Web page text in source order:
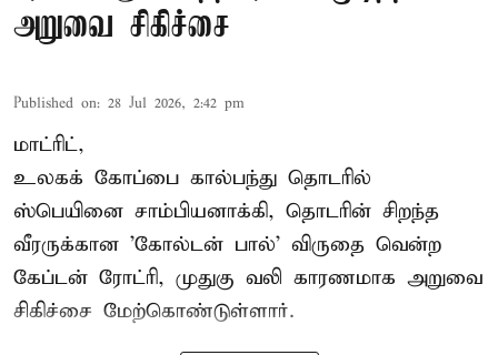
அறுவை சிகிச்சை
Published on: 28 Jul 2026, 2:42 pm
மாட்ரிட்,
உலகக் கோப்பை கால்பந்து தொடரில்
ஸ்பெயினை சாம்பியனாக்கி, தொடரின் சிறந்த
வீரருக்கான 'கோல்டன் பால்' விருதை வென்ற
கேப்டன் ரோட்ரி, முதுகு வலி காரணமாக அறுவை
சிகிச்சை மேற்கொண்டுள்ளார்.